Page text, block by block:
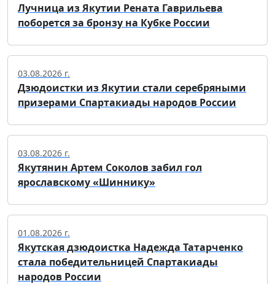
Лучница из Якутии Рената Гаврильева
поборется за бронзу на Кубке России
03.08.2026 г.
Дзюдоистки из Якутии стали серебряными
призерами Спартакиады народов России
03.08.2026 г.
Якутянин Артем Соколов забил гол
ярославскому «Шиннику»
01.08.2026 г.
Якутская дзюдоистка Надежда Татарченко
стала победительницей Спартакиады
народов России